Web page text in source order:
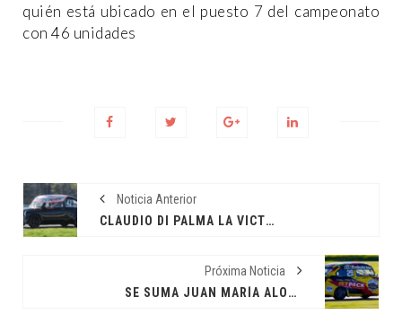
quién está ubicado en el puesto 7 del campeonato
con 46 unidades
Noticia Anterior
CLAUDIO DI PALMA LA VICTORIA
Próxima Noticia
SE SUMA JUAN MARÍA ALONSO